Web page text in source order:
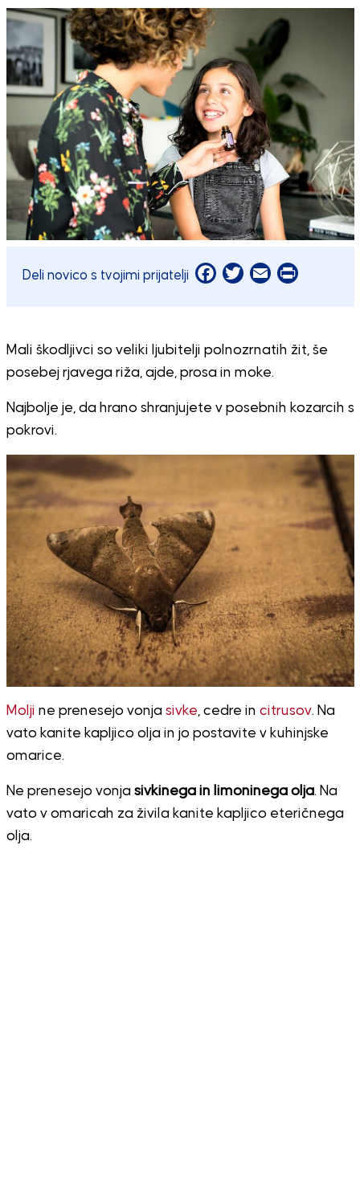
Deli novico s tvojimi prijatelji Facebook
Twitter
EmailPrint
Mali škodljivci so veliki ljubitelji polnozrnatih žit, še
posebej rjavega riža, ajde, prosa in moke.
Najbolje je, da hrano shranjujete v posebnih kozarcih s
pokrovi.
Molji ne prenesejo vonja sivke, cedre in citrusov. Na
vato kanite kapljico olja in jo postavite v kuhinjske
omarice.
Ne prenesejo vonja sivkinega in limoninega olja. Na
vato v omaricah za živila kanite kapljico eteričnega
olja.